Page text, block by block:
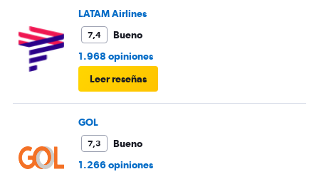
LATAM Airlines
7,4
Bueno
1.968 opiniones
Leer reseñas
GOL
7,3
Bueno
1.266 opiniones